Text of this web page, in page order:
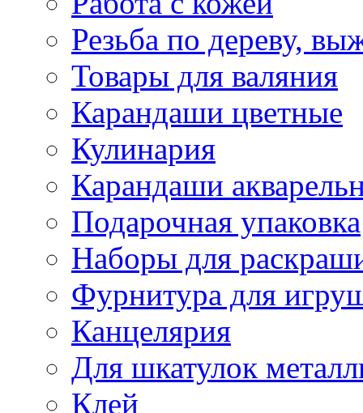
Резьба по дереву,
Товары для валяния
Карандаши цветные
Кулинария
Карандаши
Подарочная упаковка
Наборы для
Фурнитура для
Канцелярия
Для шкатулок
Клей